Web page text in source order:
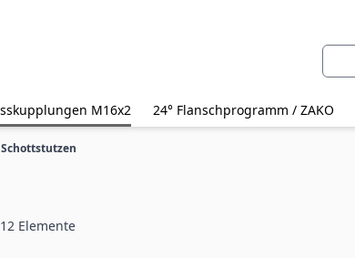
Suche
M16x2 24° Flanschprogramm / ZAKO
12 Elemente